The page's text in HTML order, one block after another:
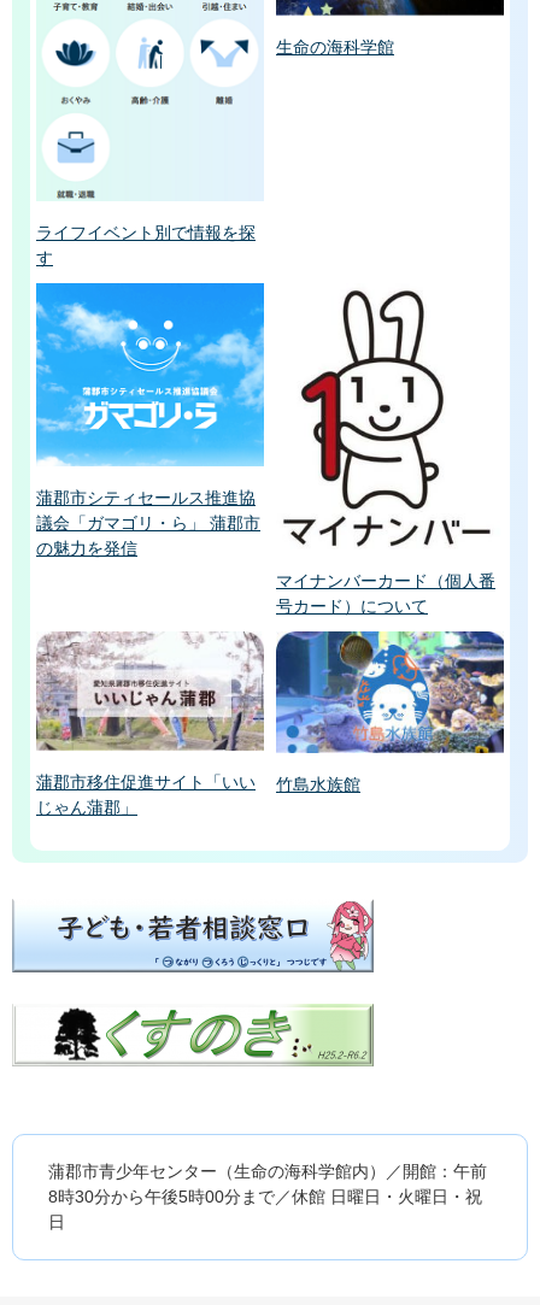
ライフイベント別で情報を探
す
生命の海科学館
蒲郡市シティセールス推進協
議会「ガマゴリ・ら」 蒲郡市
の魅力を発信
マイナンバーカード（個人番
号カード）について
蒲郡市移住促進サイト「いい
じゃん蒲郡」
竹島水族館
蒲郡市青少年センター（生命の海科学館内）／開館：午前
8時30分から午後5時00分まで／休館 日曜日・火曜日・祝
日